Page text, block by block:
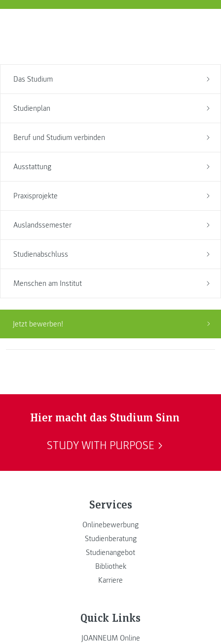
Das Studium
Studienplan
Beruf und Studium verbinden
Ausstattung
Praxisprojekte
Auslandssemester
Studienabschluss
Menschen am Institut
Jetzt bewerben!
Hier macht das Studium Sinn
STUDY WITH PURPOSE
Services
Onlinebewerbung
Studienberatung
Studienangebot
Bibliothek
Karriere
Quick Links
JOANNEUM Online